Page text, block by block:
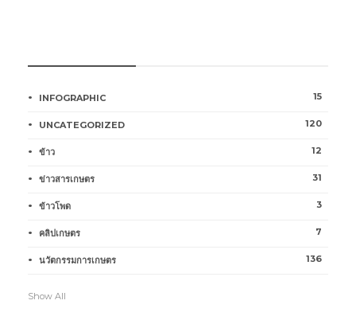
INFOGRAPHIC 15
UNCATEGORIZED 120
ข้าว 12
ข่าวสารเกษตร 31
ข้าวโพด 3
คลิปเกษตร 7
นวัตกรรมการเกษตร 136
Show All